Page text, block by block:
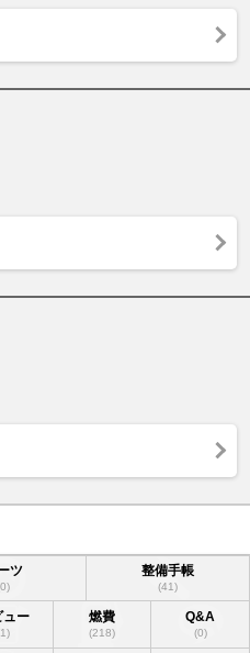
ツ 整備手帳
(41)
ュー 燃費
(218)
Q&A
(0)